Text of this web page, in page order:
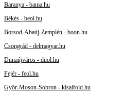
Baranya - bama.hu
Békés - beol.hu
Borsod-Abaúj-Zemplén - boon.hu
Csongrád - delmagyar.hu
Dunaújváros - duol.hu
Fejér - feol.hu
Győr-Moson-Sopron - kisalfold.hu